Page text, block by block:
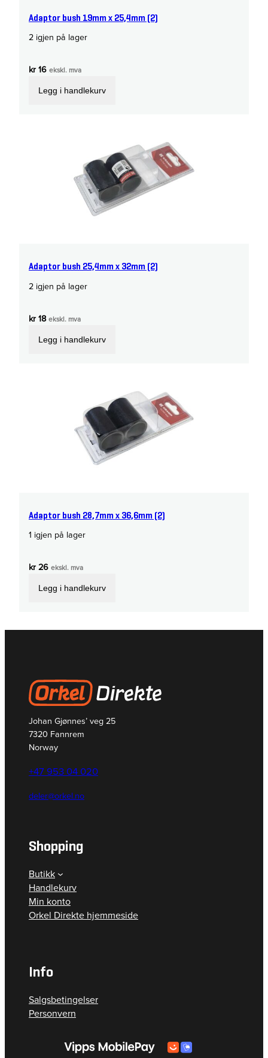
Adaptor bush 19mm x 25,4mm (2)
2 igjen på lager
kr16 ekskl. mva
Legg i handlekurv
Adaptor bush 25,4mm x 32mm (2)
2 igjen på lager
kr18 ekskl. mva
Legg i handlekurv
Adaptor bush 28,7mm x 36,6mm (2)
1 igjen på lager
kr26 ekskl. mva
Legg i handlekurv
Johan Gjønnes’ veg 25
7320 Fannrem
Norway
+47 953 04 020
deler@orkel.no
Shopping
Butikk
Handlekurv
Min konto
Orkel Direkte hjemmeside
Info
Salgsbetingelser
Personvern